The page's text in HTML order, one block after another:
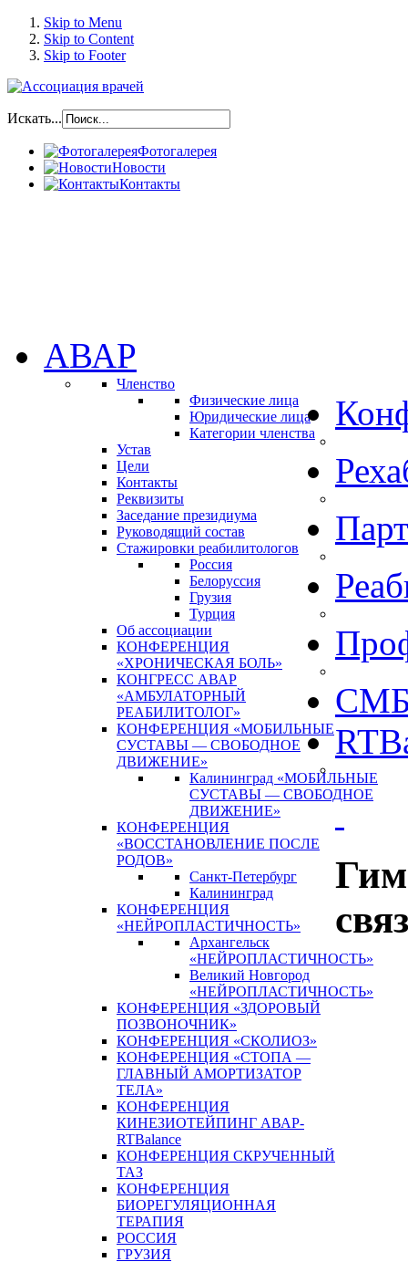
Skip to Menu
Skip to Content
Skip to Footer
Искать...
Фотогалерея
Новости
Контакты
АВАР
Членство
Физические лица
Юридические лица
Категории членства
Устав
Цели
Контакты
Реквизиты
Заседание президиума
Руководящий состав
Стажировки реабилитологов
Россия
Белоруссия
Грузия
Турция
Об ассоциации
КОНФЕРЕНЦИЯ
«ХРОНИЧЕСКАЯ БОЛЬ»
КОНГРЕСС АВАР
«АМБУЛАТОРНЫЙ
РЕАБИЛИТОЛОГ»
КОНФЕРЕНЦИЯ «МОБИЛЬНЫЕ
СУСТАВЫ — СВОБОДНОЕ
ДВИЖЕНИЕ»
Калининград «МОБИЛЬНЫЕ
СУСТАВЫ — СВОБОДНОЕ
ДВИЖЕНИЕ»
КОНФЕРЕНЦИЯ
«ВОССТАНОВЛЕНИЕ ПОСЛЕ
РОДОВ»
Санкт-Петербург
Калининград
КОНФЕРЕНЦИЯ
«НЕЙРОПЛАСТИЧНОСТЬ»
Архангельск
«НЕЙРОПЛАСТИЧНОСТЬ»
Великий Новгород
«НЕЙРОПЛАСТИЧНОСТЬ»
КОНФЕРЕНЦИЯ «ЗДОРОВЫЙ
ПОЗВОНОЧНИК»
КОНФЕРЕНЦИЯ «СКОЛИОЗ»
КОНФЕРЕНЦИЯ «СТОПА —
ГЛАВНЫЙ АМОРТИЗАТОР
ТЕЛА»
КОНФЕРЕНЦИЯ
КИНЕЗИОТЕЙПИНГ АВАР-
RTBalance
КОНФЕРЕНЦИЯ СКРУЧЕННЫЙ
ТАЗ
КОНФЕРЕНЦИЯ
БИОРЕГУЛЯЦИОННАЯ
ТЕРАПИЯ
РОССИЯ
ГРУЗИЯ